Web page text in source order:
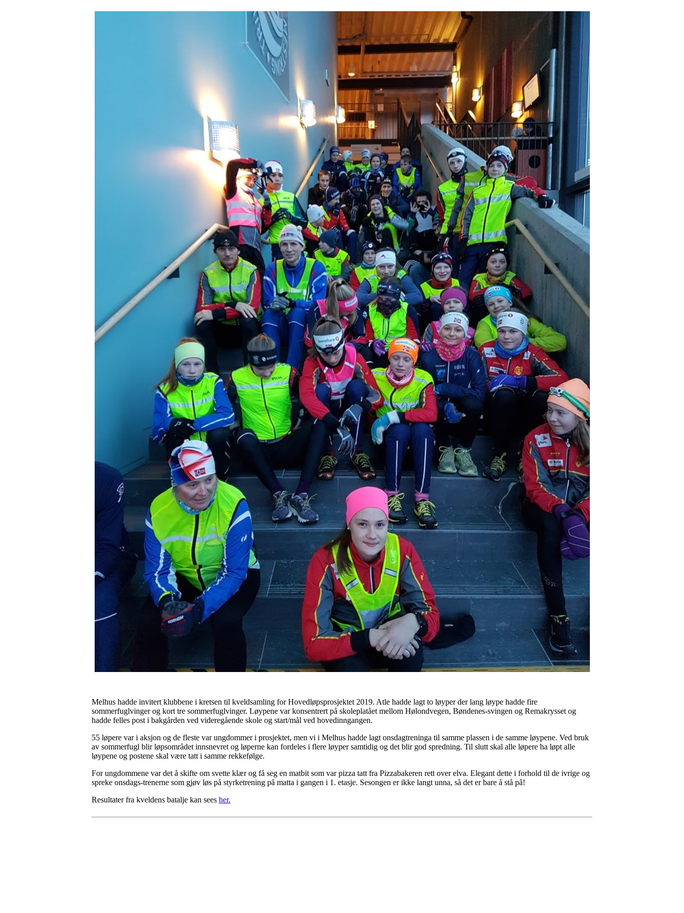
Melhus hadde invitert klubbene i kretsen til kveldsamling for Hovedløpsprosjektet 2019. Atle hadde lagt to løyper der lang løype hadde fire
sommerfuglvinger og kort tre sommerfuglvinger. Løypene var konsentrert på skoleplatået mellom Hølondvegen, Bøndenes-svingen og Remakrysset og
hadde felles post i bakgården ved videregående skole og start/mål ved hovedinngangen.
55 løpere var i aksjon og de fleste var ungdommer i prosjektet, men vi i Melhus hadde lagt onsdagtreninga til samme plassen i de samme løypene. Ved bruk
av sommerfugl blir løpsområdet innsnevret og løperne kan fordeles i flere løyper samtidig og det blir god spredning. Til slutt skal alle løpere ha løpt alle
løypene og postene skal være tatt i samme rekkefølge.
For ungdommene var det å skifte om svette klær og få seg en matbit som var pizza tatt fra Pizzabakeren rett over elva. Elegant dette i forhold til de ivrige og
spreke onsdags-trenerne som gjøv løs på styrketrening på matta i gangen i 1. etasje. Sesongen er ikke langt unna, så det er bare å stå på!
Resultater fra kveldens batalje kan sees her.